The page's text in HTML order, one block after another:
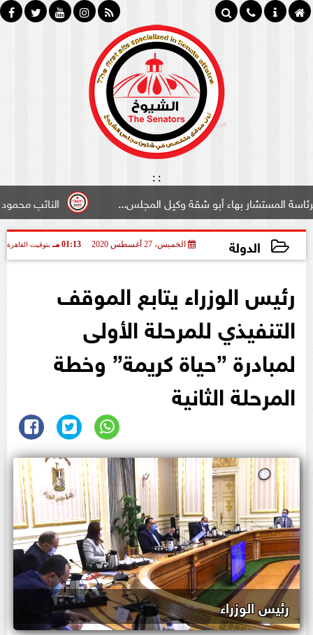
:
:
النائب محمود سامي ”لبوابة
أبو شقة وكيل المجلس...
الدولة الخميس، 27 أغسطس 2020 01:13 مـ بتوقيت القاهرة
رئيس الوزراء يتابع الموقف
التنفيذي للمرحلة الأولى
لمبادرة ”حياة كريمة” وخطة
المرحلة الثانية
رئيس الوزراء